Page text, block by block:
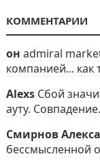
КОММЕНТАРИИ
он admiral
компанией... как
Alexs Сбой
ауту.
Смирнов
бессмысленной